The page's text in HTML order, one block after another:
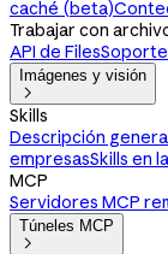
caché (beta)
Trabajar con
API de Files
Imágenes y visión

Skills
Descripción
empresasSkills en
MCP
Servidores MCP
Túneles MCP
